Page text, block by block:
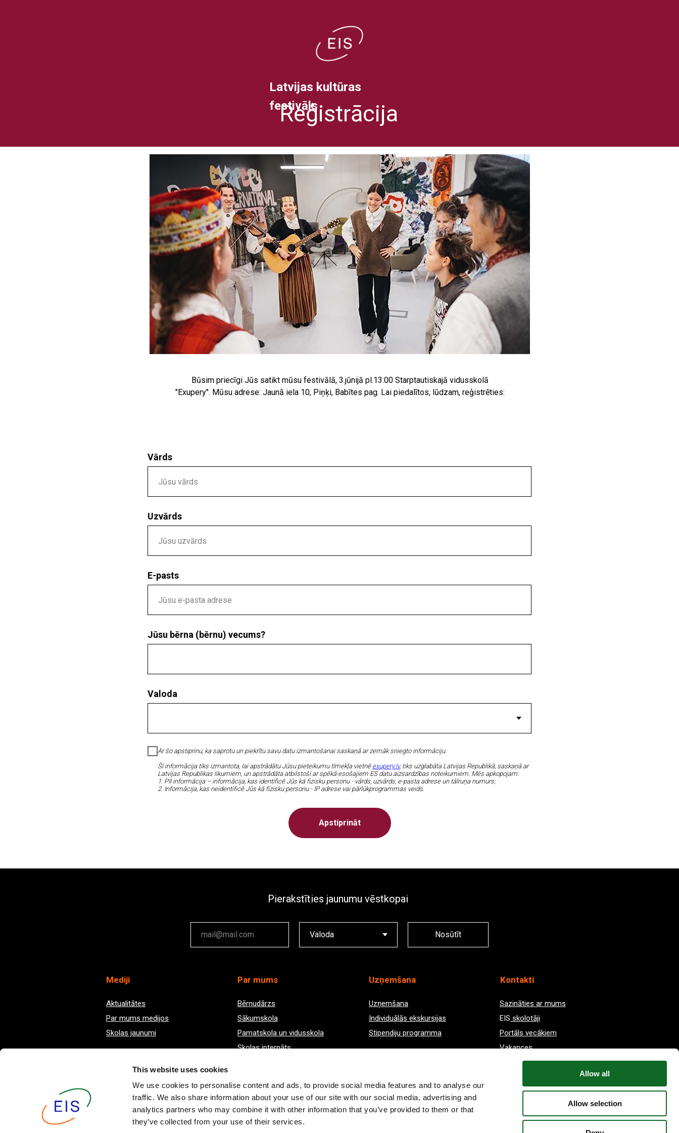
This website uses cookies
We use cookies to personalise content and ads, to provide social media features and to analyse our
traffic. We also share information about your use of our site with our social media, advertising and
analytics partners who may combine it with other information that you’ve provided to them or that
they’ve collected from your use of their services.
Allow all
Allow selection
Reģistrācija
Latvijas kultūras
festivāls
Būsim priecīgi Jūs satikt mūsu festivālā, 3.jūnijā pl.13:00 Starptautiskajā vidusskolā
"Exupery". Mūsu adrese: Jaunā iela 10, Piņķi, Babītes pag. Lai piedalītos, lūdzam, reģistrēties:
Vārds
Uzvārds
E-pasts
Jūsu bērna (bērnu) vecums?
Valoda
Ar šo apstiprinu, ka saprotu un piekrītu savu datu izmantošanai saskaņā ar zemāk sniegto informāciju.
Šī informācija tiks izmantota, lai apstrādātu Jūsu pieteikumu tīmekļa vietnē exupery.lv, tiks uzglabāta Latvijas Republikā, saskaņā ar
Latvijas Republikas likumiem, un apstrādāta atbilstoši ar spēkā esošajiem ES datu aizsardzības noteikumiem. Mēs apkopojam:
1. PII informācija – informācija, kas identificē Jūs kā fizisku personu - vārds, uzvārds, e-pasta adrese un tālruņa numurs;
2. Informācija, kas neidentificē Jūs kā fizisku personu - IP adrese vai pārlūkprogrammas veids.
Apstiprināt
Nosūtīt
Pierakstīties jaunumu vēstkopai
Uzņemšana
Uzņemšana
Individuālās ekskursijas
Stipendiju programma
Kontakti
Sazināties ar mums
EIS skolotāji
Portāls vecākiem
Vakances
Par mums
Bērnudārzs
Sākumskola
Pamatskola un vidusskola
Skolas internāts
Aktualitātes
Par mums medijos
Skolas jaunumi
Mediji